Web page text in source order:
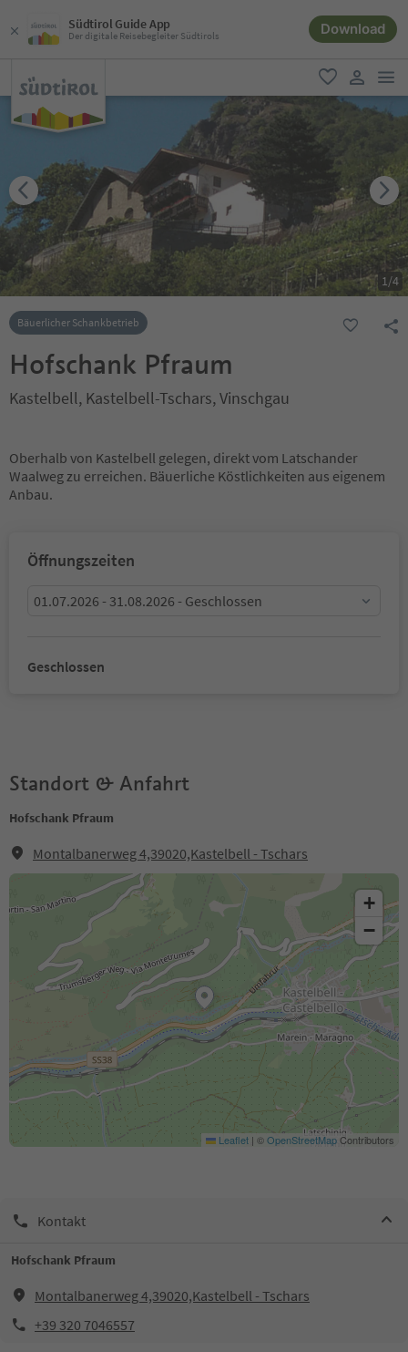
Südtirol Guide App
Der digitale Reisebegleiter Südtirols Download
favorit
user link
1/4
Bäuerlicher Schankbetrieb
Hofschank Pfraum
Kastelbell, Kastelbell-Tschars, Vinschgau
Oberhalb von Kastelbell gelegen, direkt vom Latschander
Waalweg zu erreichen. Bäuerliche Köstlichkeiten aus eigenem
Anbau.
Öffnungszeiten
01.07.2026 - 31.08.2026 - Geschlossen
Geschlossen
Standort & Anfahrt
Hofschank Pfraum
Montalbanerweg 4,39020,Kastelbell - Tschars
+
−
Leaflet | ©OpenStreetMapContributors
Kontakt
Hofschank Pfraum
Montalbanerweg 4,39020,Kastelbell - Tschars
+39 320 7046557